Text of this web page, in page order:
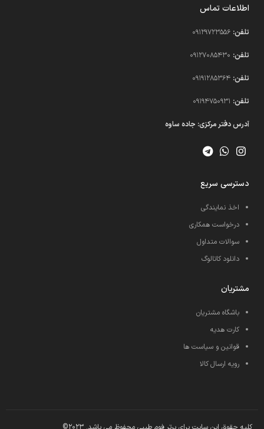
اطلاعات تماس
تلفن: 09129723556
تلفن:
تلفن: 09191285364
تلفن:
آدرس دفتر مرکزی: جاده ساوه
دسترسی سریع
اخذ نمایندگی
درخواست همکاری
سوالات متداول
دانلود کاتالوگ
مشتریان
باشگاه مشتریان
کارت هدیه
قوانین و سیاست ها
رویه ارسال کالا